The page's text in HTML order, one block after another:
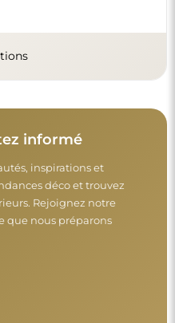
informé
inspirations et
déco et trouvez
Rejoignez notre
que nous préparons